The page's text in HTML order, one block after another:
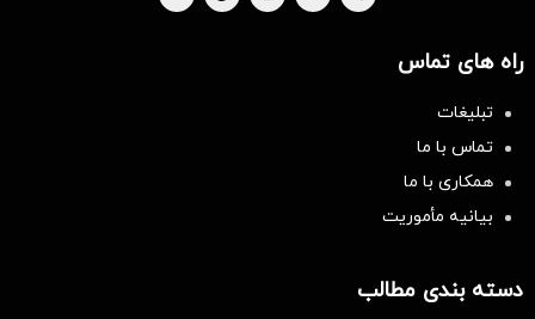
راه های تماس
تبلیغات
تماس با ما
همکاری با ما
بیانیه مأموریت
دسته بندی مطالب